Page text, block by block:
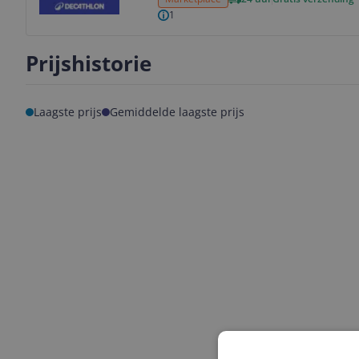
1
Prijshistorie
Laagste prijs Gemiddelde laagste prijs